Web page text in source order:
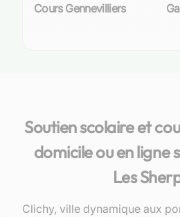
Cours Gennevilliers
Soutien scolaire et
domicile ou en ligne
Les
Clichy, ville dynamique aux